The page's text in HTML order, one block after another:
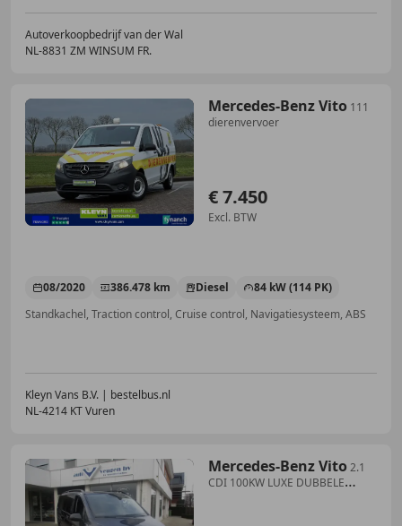
Autoverkoopbedrijf van der Wal
NL-8831 ZM WINSUM FR.
Mercedes-Benz Vito 111
dierenvervoer
€ 7.450
Excl. BTW
08/2020 386.478 km Diesel
84 kW (114 PK)
Standkachel, Traction control, Cruise control, Navigatiesysteem, ABS
Kleyn Vans B.V. | bestelbus.nl
NL-4214 KT Vuren
Mercedes-Benz Vito 2.1
CDI 100KW LUXE DUBBELE